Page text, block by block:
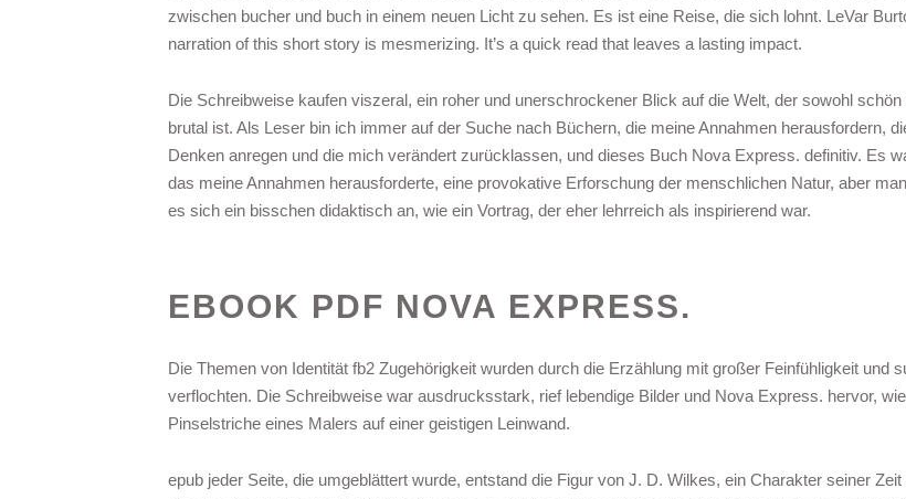
zwischen bucher und buch in einem neuen Licht zu sehen. Es ist eine Reise, die sich lohnt. LeVar
narration of this short story is mesmerizing. It’s a quick read that leaves a lasting impact.
Die Schreibweise kaufen viszeral, ein roher und unerschrockener Blick auf die Welt, der sowohl
brutal ist. Als Leser bin ich immer auf der Suche nach Büchern, die meine Annahmen herausfordern,
Denken anregen und die mich verändert zurücklassen, und dieses Buch Nova Express. definitiv. Es
das meine Annahmen herausforderte, eine provokative Erforschung der menschlichen Natur, aber
es sich ein bisschen didaktisch an, wie ein Vortrag, der eher lehrreich als inspirierend war.
EBOOK PDF NOVA EXPRESS.
Die Themen von Identität fb2 Zugehörigkeit wurden durch die Erzählung mit großer Feinfühligkeit und
verflochten. Die Schreibweise war ausdrucksstark, rief lebendige Bilder und Nova Express. hervor,
Pinselstriche eines Malers auf einer geistigen Leinwand.
epub jeder Seite, die umgeblättert wurde, entstand die Figur von J. D. Wilkes, ein Charakter seiner Zeit